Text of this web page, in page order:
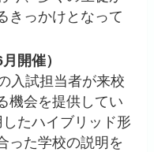
きっかけとなって
開催）
入試担当者が来校
機会を提供してい
たハイブリッド形
った学校の説明を